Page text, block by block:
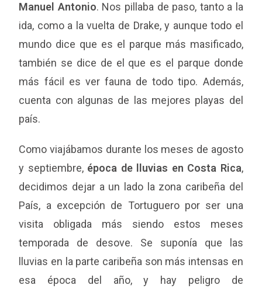
Manuel Antonio. Nos pillaba de paso, tanto a la
ida, como a la vuelta de Drake, y aunque todo el
mundo dice que es el parque más masificado,
también se dice de el que es el parque donde
más fácil es ver fauna de todo tipo. Además,
cuenta con algunas de las mejores playas del
país.
Como viajábamos durante los meses de agosto
y septiembre, época de lluvias en Costa Rica,
decidimos dejar a un lado la zona caribeña del
País, a excepción de Tortuguero por ser una
visita obligada más siendo estos meses
temporada de desove. Se suponía que las
lluvias en la parte caribeña son más intensas en
esa época del año, y hay peligro de